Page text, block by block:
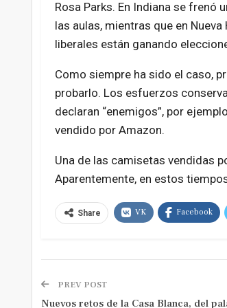
Rosa Parks. En Indiana se frenó
las aulas, mientras que en
liberales están ganando
Como siempre ha sido el caso,
probarlo. Los esfuerzos
declaran enemigos , por
vendido por Amazon.
Una de las camisetas vendidas
Aparentemente, en estos
Share VK Facebook
PREV POST
Nuevos retos de la Casa Blanca, del